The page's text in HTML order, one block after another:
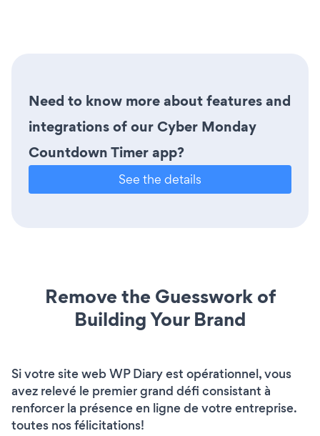
Need to know more about features and
integrations of our Cyber Monday
Countdown Timer app?
See the details
Remove the Guesswork of
Building Your Brand
Si votre site web WP Diary est opérationnel, vous
avez relevé le premier grand défi consistant à
renforcer la présence en ligne de votre entreprise.
toutes nos félicitations!